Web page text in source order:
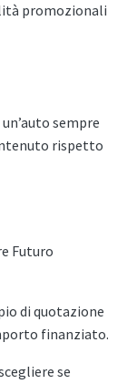
promozionali
sempre
rispetto
Futuro
di quotazione
finanziato.
se